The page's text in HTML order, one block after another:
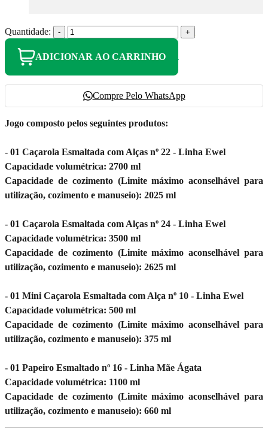
Quantidade: - +
ADICIONAR AO CARRINHO
Compre Pelo WhatsApp
Jogo composto pelos seguintes produtos:
- 01 Caçarola Esmaltada com Alças nº 22 - Linha Ewel
Capacidade volumétrica: 2700 ml
Capacidade de cozimento (Limite máximo aconselhável para
utilização, cozimento e manuseio): 2025 ml
- 01 Caçarola Esmaltada com Alças nº 24 - Linha Ewel
Capacidade volumétrica: 3500 ml
Capacidade de cozimento (Limite máximo aconselhável para
utilização, cozimento e manuseio): 2625 ml
- 01 Mini Caçarola Esmaltada com Alça nº 10 - Linha Ewel
Capacidade volumétrica: 500 ml
Capacidade de cozimento (Limite máximo aconselhável para
utilização, cozimento e manuseio): 375 ml
- 01 Papeiro Esmaltado nº 16 - Linha Mãe Ágata
Capacidade volumétrica: 1100 ml
Capacidade de cozimento (Limite máximo aconselhável para
utilização, cozimento e manuseio): 660 ml